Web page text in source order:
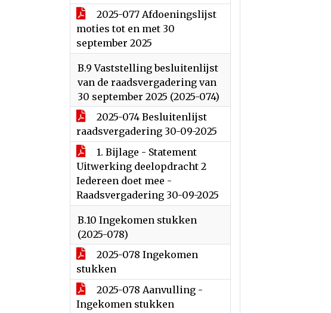
2025-077 Afdoeningslijst
moties tot en met 30
september 2025
B.9 Vaststelling besluitenlijst
van de raadsvergadering van
30 september 2025 (2025-074)
2025-074 Besluitenlijst
raadsvergadering 30-09-2025
1. Bijlage - Statement
Uitwerking deelopdracht 2
Iedereen doet mee -
Raadsvergadering 30-09-2025
B.10 Ingekomen stukken
(2025-078)
2025-078 Ingekomen
stukken
2025-078 Aanvulling -
Ingekomen stukken